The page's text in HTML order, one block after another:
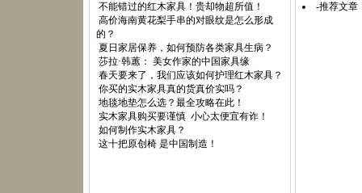
不能错过的红木家具！贵却物超所值！
高价海南黄花梨手串的对眼纹是怎么形成
的？
夏日家居保养，如何预防各类家具生病？
莎拉·韩蕙： 美女作家的中国家具缘
春天要来了，我们应该如何护理红木家具？
你买的实木家具真的货真价实吗？
地毯地垫怎么选？最全攻略在此！
实木家具购买要谨慎 小心太便宜有诈！
如何制作实木家具？
这十把原创椅 是中国制造！
-推荐文章